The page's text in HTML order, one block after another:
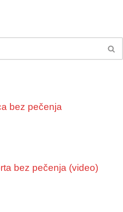
bez pečenja
bez pečenja (video)